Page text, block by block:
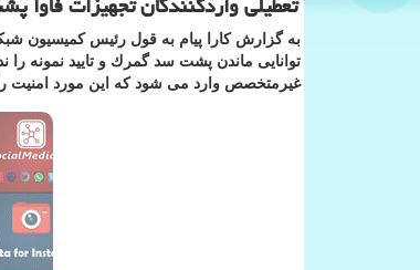
به گزارش كارا پیام به قول رئیس كمیسیون
توانایی ماندن پشت سد گمرك و تایید نمونه
غیرمتخصص وارد می شود كه این مورد امنیت